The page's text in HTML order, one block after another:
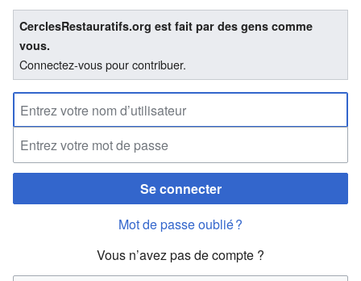
CerclesRestauratifs.org est fait par des gens comme
vous.
Connectez-vous pour contribuer.
Se connecter
Mot de passe oublié ?
Vous n’avez pas de compte ?